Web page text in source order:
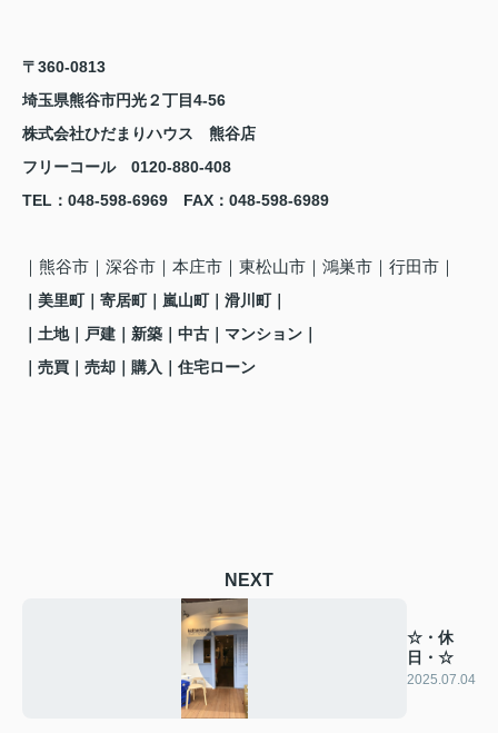
〒360-0813
埼玉県熊谷市円光２丁目4-56
株式会社ひだまりハウス 熊谷店
フリーコール 0120-880-408
TEL ：048-598-6969 FAX ： 048-598-6989
｜熊谷市 ｜深谷市｜本庄市｜東松山市｜鴻巣市 ｜行田市 ｜
｜美里町｜寄居町｜嵐山町｜滑川町｜
｜土地｜戸建｜新築｜中古｜マンション｜
｜売買｜売却｜購入｜住宅ローン
NEXT
☆・休
日・☆
2025.07.04